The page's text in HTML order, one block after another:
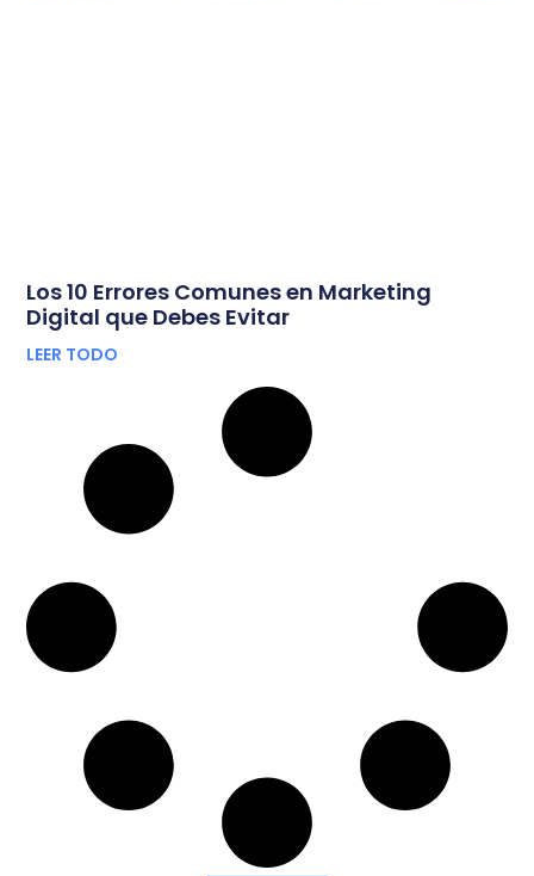
Los 10 Errores Comunes en Marketing
Digital que Debes Evitar
LEER TODO